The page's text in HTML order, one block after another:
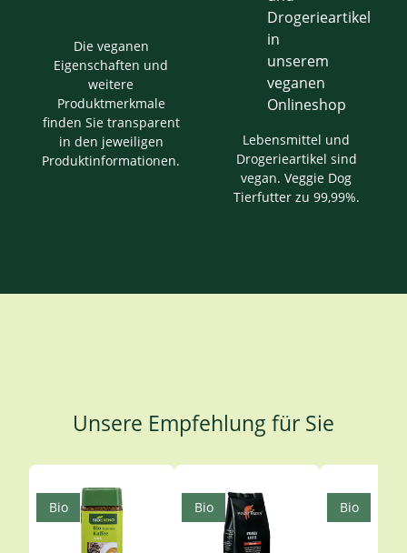
Die veganen
Eigenschaften und
weitere
Produktmerkmale
finden Sie transparent
in den jeweiligen
Produktinformationen.
Lebensmittel und
Drogerieartikel sind
vegan. Veggie Dog
Tierfutter zu 99,99%.
Unsere Empfehlung für Sie
Produktgalerie überspringen
Bio Bio Bio